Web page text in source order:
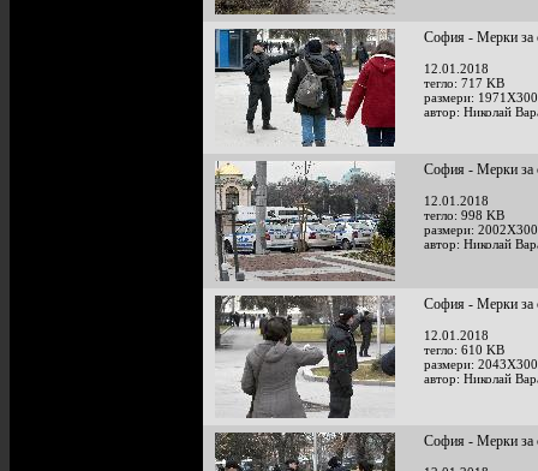
София - Мерки за
12.01.2018
тегло: 717 KB
размери:
автор: Николай
София - Мерки за
12.01.2018
тегло: 998 KB
размери:
автор: Николай
София - Мерки за
12.01.2018
тегло: 610 KB
размери:
автор: Николай
София - Мерки за